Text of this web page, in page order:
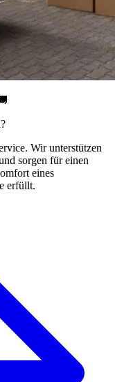
Wir unterstützen
sorgen für einen
eines
erfüllt.